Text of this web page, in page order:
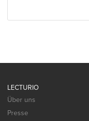
LECTURIO
Über uns
Presse